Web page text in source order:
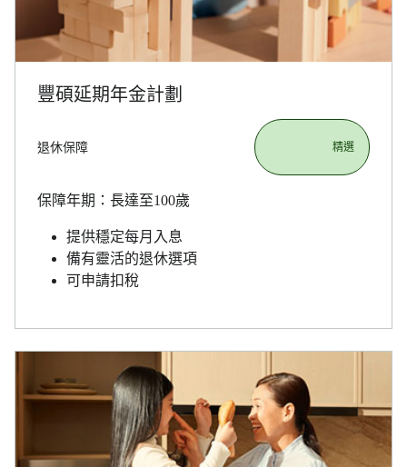
豐碩延期年金計劃
退休保障
保障年期：長達至100歲
提供穩定每月入息
備有靈活的退休選項
可申請扣稅